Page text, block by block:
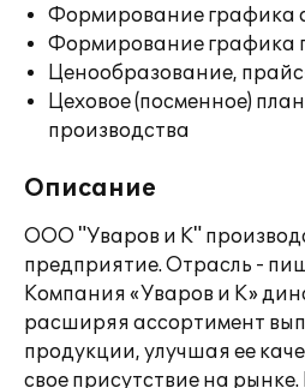
Формирование графика
Формирование графика
Ценообразование,
Цеховое (посменное)
производства
Описание
ООО "Уваров и К"
предприятие. Отрасль -
Компания «Уваров и К»
расширяя ассортимент
продукции, улучшая ее
свое присутствие на